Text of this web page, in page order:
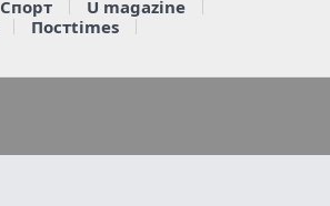
Спорт
U magazine
Постtimes